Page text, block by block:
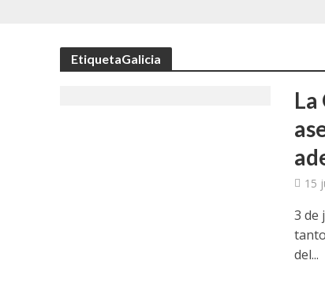
UGT
Rivas
El
El
EtiquetaGalicia
15
3 de
del...